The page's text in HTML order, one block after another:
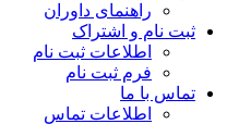
راهنمای داوران
ثبت نام و اشتراک
اطلاعات ثبت نام
فرم ثبت نام
تماس با ما
اطلاعات تماس